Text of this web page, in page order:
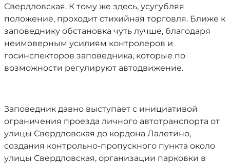
Свердловская. К тому же здесь, усугубляя
положение, проходит стихийная торговля. Ближе к
заповеднику обстановка чуть лучше, благодаря
неимоверным усилиям контролеров и
госинспекторов заповедника, которые по
возможности регулируют автодвижение.
Заповедник давно выступает с инициативой
ограничения проезда личного автотранспорта от
улицы Свердловская до кордона Лалетино,
создания контрольно-пропускного пункта около
улицы Свердловская, организации парковки в